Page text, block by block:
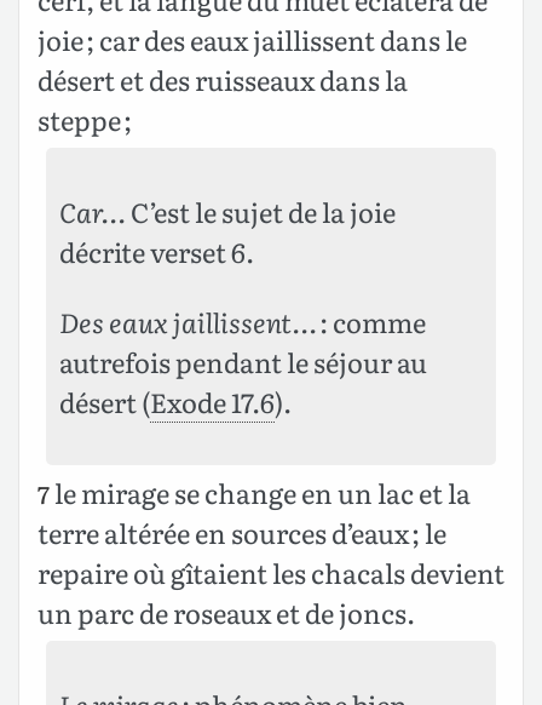
joie ; car des eaux jaillissent dans le
désert et des ruisseaux dans la
steppe ;
Car…C’est le sujet de la joie
décrite verset 6.
Des eaux jaillissent…: comme
autrefois pendant le séjour au
désert (Exode 17.6).
7le mirage se change en un lac et la
terre altérée en sources d’eaux ; le
repaire où gîtaient les chacals devient
un parc de roseaux et de joncs.